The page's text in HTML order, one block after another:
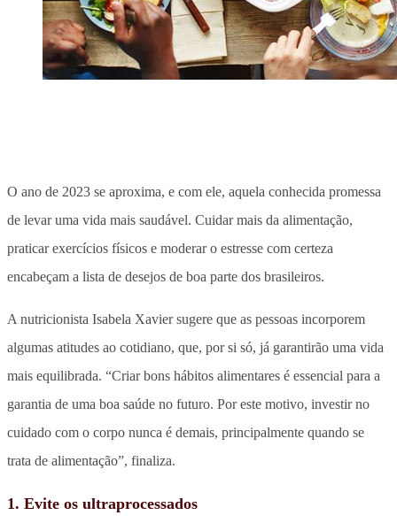
O ano de 2023 se aproxima, e com ele, aquela conhecida promessa
de levar uma vida mais saudável. Cuidar mais da alimentação,
praticar exercícios físicos e moderar o estresse com certeza
encabeçam a lista de desejos de boa parte dos brasileiros.
A nutricionista Isabela Xavier sugere que as pessoas incorporem
algumas atitudes ao cotidiano, que, por si só, já garantirão uma vida
mais equilibrada. “Criar bons hábitos alimentares é essencial para a
garantia de uma boa saúde no futuro. Por este motivo, investir no
cuidado com o corpo nunca é demais, principalmente quando se
trata de alimentação”, finaliza.
1. Evite os ultraprocessados